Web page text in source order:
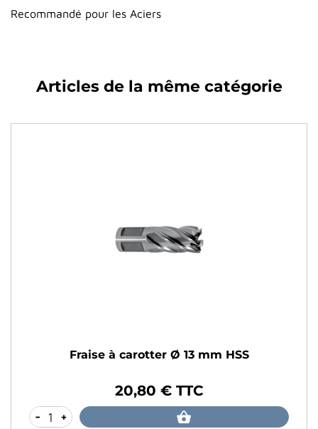
Recommandé pour les Aciers
Articles de la même catégorie
Fraise à carotter Ø 13 mm HSS
20,80 € TTC
- +